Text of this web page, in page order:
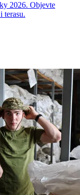
2026. Objevte
terasu.